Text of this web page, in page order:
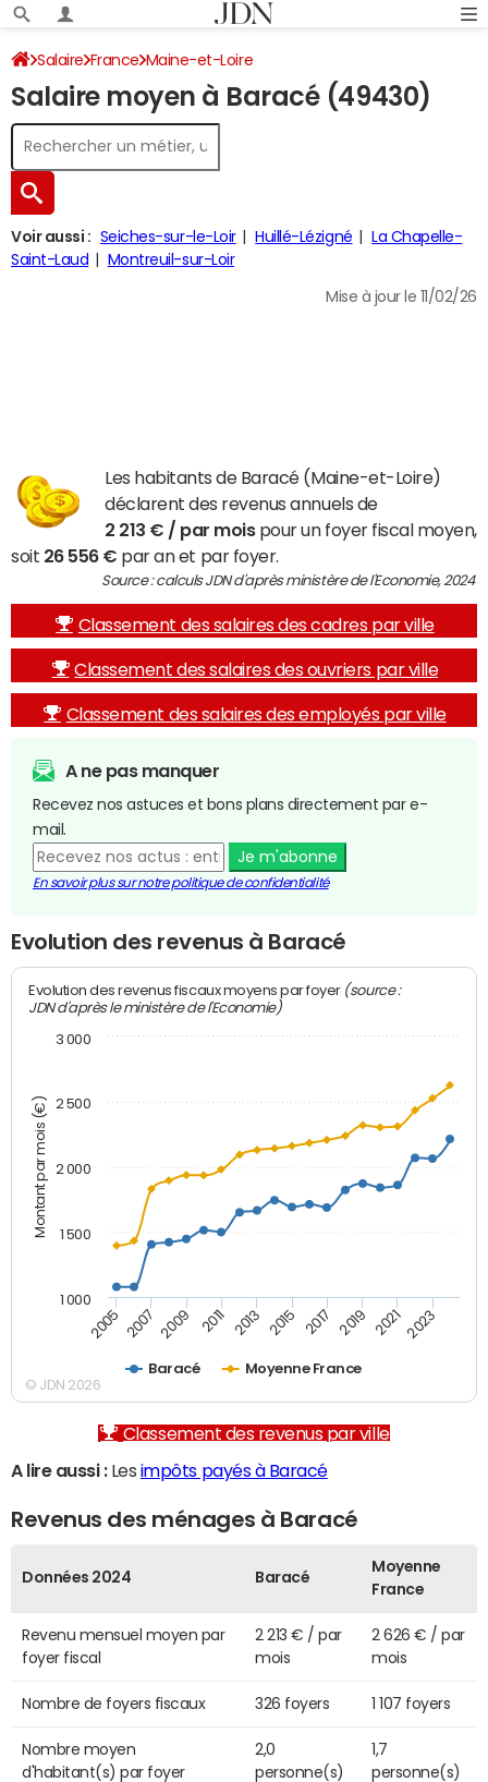
Salaire France Maine-et-Loire
Salaire moyen à Baracé (49430)
Voir aussi : Seiches-sur-le-Loir Huillé-Lézigné
La Chapelle-
Saint-Laud
Montreuil-sur-Loir
Mise à jour le 11/02/26
Les habitants de Baracé (Maine-et-Loire)
déclarent des revenus annuels de
2 213 € / par moispour un foyer fiscal moyen,
soit 26 556 € par an et par foyer.
Source : calculs JDN d'après ministère de l'Economie, 2024
Classement des salaires des cadres par ville
Classement des salaires des ouvriers par ville
Classement des salaires des employés par ville
A ne pas manquer
Recevez nos astuces et bons plans directement par e-
mail.
Je m'abonne
En savoir plus sur notre politique de confidentialité
Evolution des revenus à Baracé
Montant par mois (€)
Evolution des revenus fiscaux moyens par foyer (source :
JDN d'après le ministère de l'Economie)
Baracé Moyenne France
2005 2007 2009 2011 2013 2015 2017 2019 2021 2023
1 000
1 500
2 000
2 500
3 000
© JDN 2026
Classement des revenus par ville
A lire aussi :Les impôts payés à Baracé
Revenus des ménages à Baracé
Données 2024 Baracé
Moyenne
France
Revenu mensuel moyen par
foyer fiscal
2 213 € / par
mois
2 626 € / par
mois
Nombre de foyers fiscaux 326 foyers 1 107 foyers
Nombre moyen
d'habitant(s) par foyer
2,0
personne(s)
1,7
personne(s)